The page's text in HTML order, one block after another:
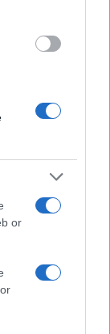
or
με άγχος για
λύσουν μια
τους. Τα
σε μια
posterior
της απειλής
ότι την
η επίλυση
τα
και